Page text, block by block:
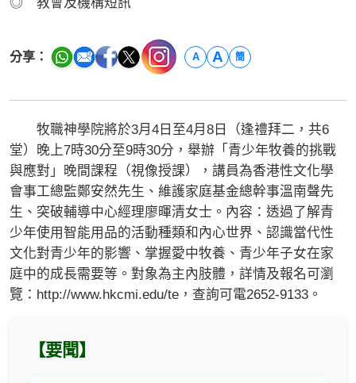
分享： A A 簡
牧職神學院將於3月4日至4月8日（逢禮拜二，共6
堂）晚上7時30分至9時30分，舉辦「青少年牧養的挑戰
與應對」晚間課程（視像授課），講員為香港性文化學
會事工總監鄭安然先生、維護家庭基金總幹事溫南聲先
生、突破輔導中心經理廖暉清女士。內容：透過了解青
少年使用智能用品的活動種類和內心世界、認識當代性
文化對青少年的影響、掌握愛中牧養、青少年子女在家
庭中的成長需要等。對象為主內肢體，詳情及報名可瀏
覽：http://www.hkcmi.edu/te，查詢可電2652-9133。
【要聞】